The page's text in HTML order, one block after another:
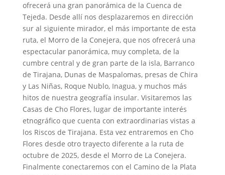
ofrecerá una gran panorámica de la Cuenca de
Tejeda. Desde allí nos desplazaremos en dirección
sur al siguiente mirador, el más importante de esta
ruta, el Morro de la Conejera, que nos ofrecerá una
espectacular panorámica, muy completa, de la
cumbre central y de gran parte de la isla, Barranco
de Tirajana, Dunas de Maspalomas, presas de Chira
y Las Niñas, Roque Nublo, Inagua, y muchos más
hitos de nuestra geografía insular. Visitaremos las
Casas de Cho Flores, lugar de importante interés
etnográfico que cuenta con extraordinarias vistas a
los Riscos de Tirajana. Esta vez entraremos en Cho
Flores desde otro trayecto diferente a la ruta de
octubre de 2025, desde el Morro de La Conejera.
Finalmente conectaremos con el Camino de la Plata